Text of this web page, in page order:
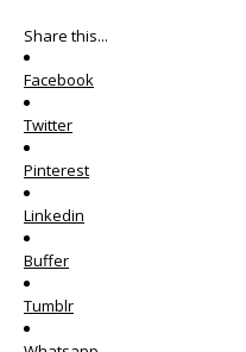
Share this...
Facebook
Twitter
Pinterest
Linkedin
Buffer
Tumblr